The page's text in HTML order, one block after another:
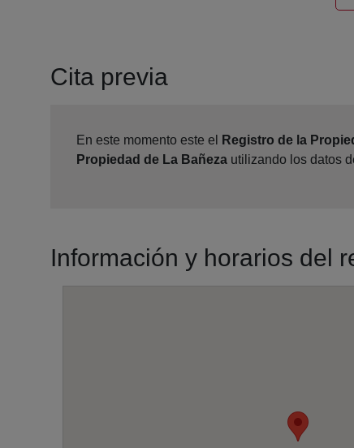
Cita previa
En este momento este el Registro de la
Propiedad de La Bañeza utilizando los datos
Información y horarios del